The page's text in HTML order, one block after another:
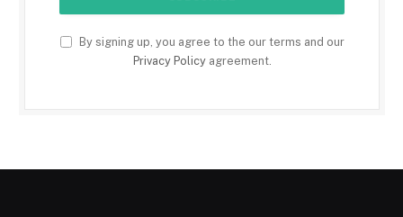
By signing up, you agree to the our terms and our
Privacy Policyagreement.